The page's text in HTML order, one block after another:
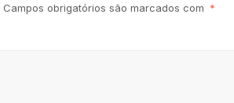
Campos obrigatórios são marcados com *